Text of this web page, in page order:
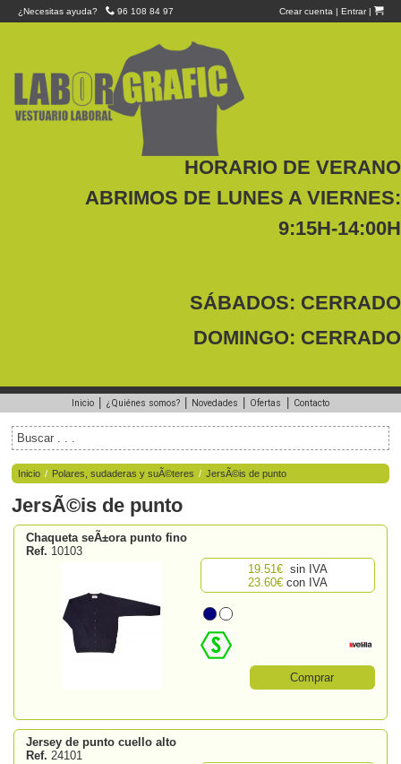
¿Necesitas ayuda? 96 108 84 97 Crear cuenta | Entrar|
HORARIO DE VERANO
ABRIMOS DE LUNES A VIERNES:
9:15H-14:00H
SÁBADOS: CERRADO
DOMINGO: CERRADO
Inicio ¿Quiénes somos? Novedades Ofertas Contacto
Inicio / Polares, sudaderas y suÃ©teres / JersÃ©is de punto
JersÃ©is de punto
Chaqueta seÃ±ora punto fino
Ref. 10103
19.51€ sin IVA
23.60€ con IVA
Comprar
Jersey de punto cuello alto
Ref. 24101